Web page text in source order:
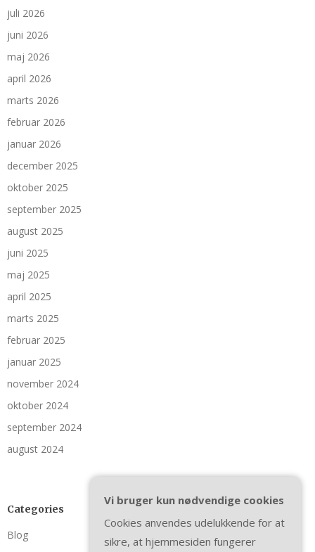
juli 2026
juni 2026
maj 2026
april 2026
marts 2026
februar 2026
januar 2026
december 2025
oktober 2025
september 2025
august 2025
juni 2025
maj 2025
april 2025
marts 2025
februar 2025
januar 2025
november 2024
oktober 2024
september 2024
august 2024
Categories
Blog
Vi bruger kun nødvendige cookies
Cookies anvendes udelukkende for at
sikre, at hjemmesiden fungerer